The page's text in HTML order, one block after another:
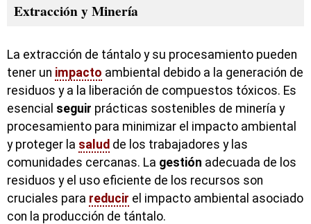
Extracción y Minería
La extracción de tántalo y su procesamiento pueden
tener un impacto ambiental debido a la generación de
residuos y a la liberación de compuestos tóxicos. Es
esencial seguir prácticas sostenibles de minería y
procesamiento para minimizar el impacto ambiental
y proteger la salud de los trabajadores y las
comunidades cercanas. La gestión adecuada de los
residuos y el uso eficiente de los recursos son
cruciales para reducir el impacto ambiental asociado
con la producción de tántalo.